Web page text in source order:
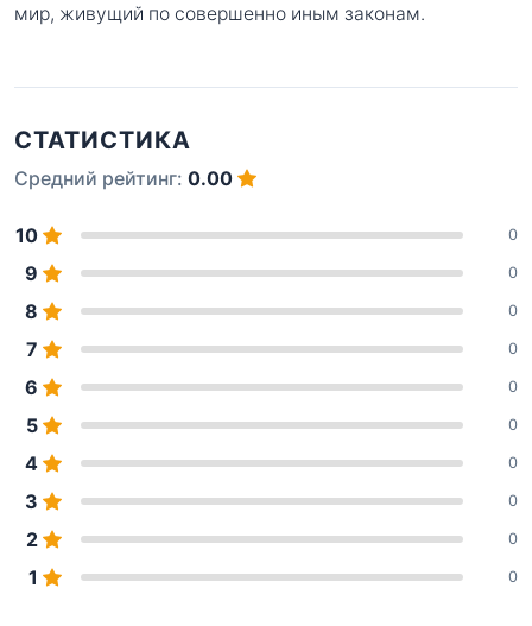
мир, живущий по совершенно иным законам.
СТАТИСТИКА
Средний рейтинг: 0.00
10 0
9 0
8 0
7 0
6 0
5 0
4 0
3 0
2 0
1 0